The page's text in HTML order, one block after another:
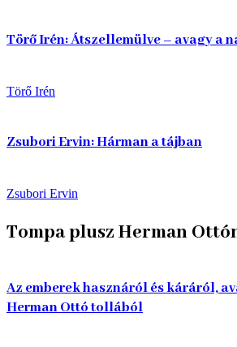
Törő Irén: Átszellemülve – avagy a
Törő Irén
Zsubori Ervin: Hárman a tájban
Zsubori Ervin
Tompa plusz Herman
Az emberek hasznáról és káráról,
Herman Ottó tollából